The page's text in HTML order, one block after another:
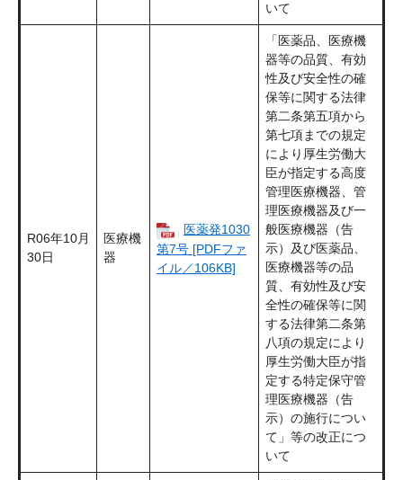
いて
R06年10月
30日
医療機
器
医薬発1030
第7号 [PDFファ
イル／106KB]
「医薬品、医療機
器等の品質、有効
性及び安全性の確
保等に関する法律
第二条第五項から
第七項までの規定
により厚生労働大
臣が指定する高度
管理医療機器、管
理医療機器及び一
般医療機器（告
示）及び医薬品、
医療機器等の品
質、有効性及び安
全性の確保等に関
する法律第二条第
八項の規定により
厚生労働大臣が指
定する特定保守管
理医療機器（告
示）の施行につい
て」等の改正につ
いて